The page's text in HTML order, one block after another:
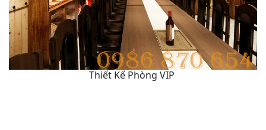
Thiết Kế Phòng VIP